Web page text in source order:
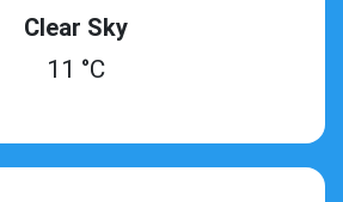
Clear Sky
11 °C